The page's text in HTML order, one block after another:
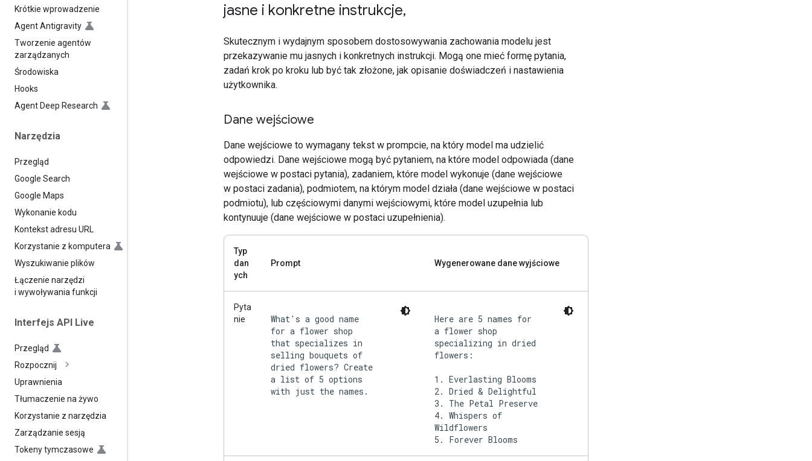
Krótkie wprowadzenie
Agent Antigravity
Tworzenie agentów
zarządzanych
Środowiska
Hooks
Agent Deep Research
Narzędzia
Przegląd
Google Search
Google Maps
Wykonanie kodu
Kontekst adresu URL
Korzystanie z komputera
Wyszukiwanie plików
Łączenie narzędzi
i wywoływania funkcji
Interfejs API Live
Przegląd
Rozpocznij
Uprawnienia
Tłumaczenie na żywo
Korzystanie z narzędzia
Zarządzanie sesją
Tokeny tymczasowe
jasne i konkretne instrukcje,
Skutecznym i wydajnym sposobem dostosowywania zachowania modelu jest
przekazywanie mu jasnych i konkretnych instrukcji. Mogą one mieć formę pytania,
zadań krok po kroku lub być tak złożone, jak opisanie doświadczeń i nastawienia
użytkownika.
Dane wejściowe
Dane wejściowe to wymagany tekst w prompcie, na który model ma udzielić
odpowiedzi. Dane wejściowe mogą być pytaniem, na które model odpowiada (dane
wejściowe w postaci pytania), zadaniem, które model wykonuje (dane wejściowe
w postaci zadania), podmiotem, na którym model działa (dane wejściowe w postaci
podmiotu), lub częściowymi danymi wejściowymi, które model uzupełnia lub
kontynuuje (dane wejściowe w postaci uzupełnienia).
Typ
dan
ych
Prompt Wygenerowane dane wyjściowe
Pyta
nie
What's a good name
for a flower shop
that specializes in
selling bouquets of
dried flowers? Create
a list of 5 options
with just the names.
Here are 5 names for
a flower shop
specializing in dried
flowers:
1. Everlasting Blooms
2. Dried & Delightful
3. The Petal Preserve
4. Whispers of
Wildflowers